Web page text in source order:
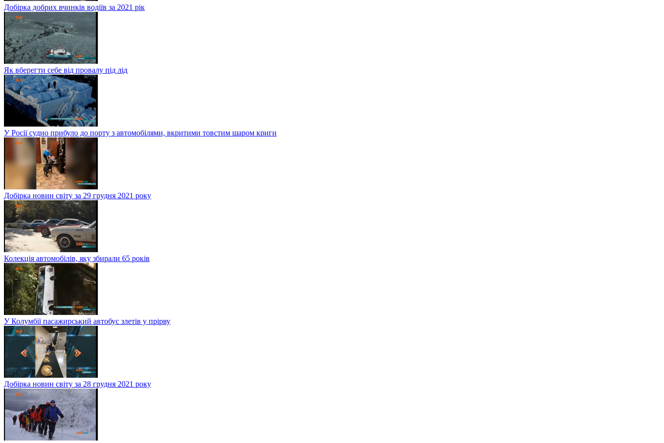
Добірка добрих вчинків водіїв за 2021 рік
Як вберегти себе від провалу під лід
У Росії судно прибуло до порту з автомобілями, вкритими товстим шаром криги
Добірка новин світу за 29 грудня 2021 року
Колекція автомобілів, яку збирали 65 років
У Колумбії пасажирський автобус злетів у прірву
Добірка новин світу за 28 грудня 2021 року